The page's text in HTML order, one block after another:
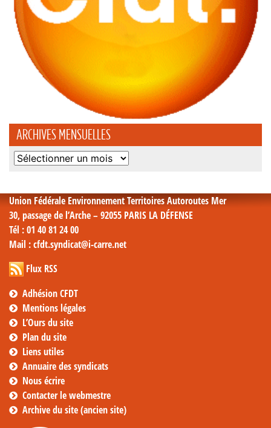
ARCHIVES MENSUELLES
Archives
Union Fédérale Environnement Territoires Autoroutes Mer
30, passage de l’Arche – 92055 PARIS LA DÉFENSE
Tél : 01 40 81 24 00
Mail : cfdt.syndicat@i-carre.net
Flux RSS
Adhésion CFDT
Mentions légales
L’Ours du site
Plan du site
Liens utiles
Annuaire des syndicats
Nous écrire
Contacter le webmestre
Archive du site (ancien site)